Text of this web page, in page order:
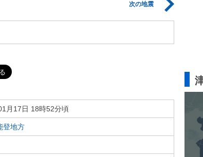
次の地震
月17日 18時52分頃
登地方